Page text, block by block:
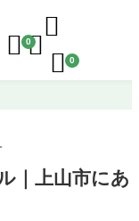
 0

 0
｜上山市にあ